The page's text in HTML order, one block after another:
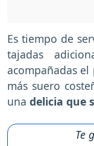
Es tiempo de
tajadas
acompañadas
más suero
una delicia que
Te